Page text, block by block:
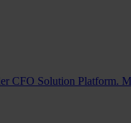
CFO Solution Platform.